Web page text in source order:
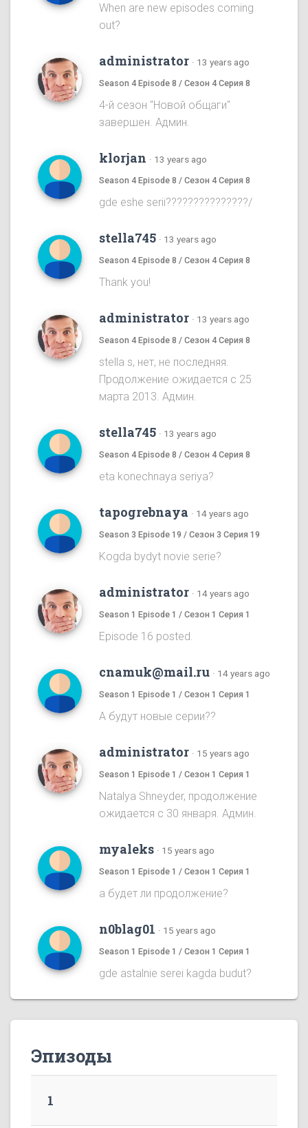
When are new episodes coming
out?
administrator · 13 years ago
Season 4 Episode 8 / Сезон 4 Серия 8
4-й сезон "Новой общаги"
завершен. Админ.
klorjan · 13 years ago
Season 4 Episode 8 / Сезон 4 Серия 8
gde eshe serii???????????????/
stella745 · 13 years ago
Season 4 Episode 8 / Сезон 4 Серия 8
Thank you!
administrator · 13 years ago
Season 4 Episode 8 / Сезон 4 Серия 8
stella s, нет, не последняя.
Продолжение ожидается с 25
марта 2013. Админ.
stella745 · 13 years ago
Season 4 Episode 8 / Сезон 4 Серия 8
eta konechnaya seriya?
tapogrebnaya · 14 years ago
Season 3 Episode 19 / Сезон 3 Серия 19
Kogda bydyt novie serie?
administrator · 14 years ago
Season 1 Episode 1 / Сезон 1 Серия 1
Episode 16 posted.
cnamuk@mail.ru · 14 years ago
Season 1 Episode 1 / Сезон 1 Серия 1
А будут новые серии??
administrator · 15 years ago
Season 1 Episode 1 / Сезон 1 Серия 1
Natalya Shneyder, продолжение
ожидается с 30 января. Админ.
myaleks · 15 years ago
Season 1 Episode 1 / Сезон 1 Серия 1
а будет ли продолжение?
n0blag01 · 15 years ago
Season 1 Episode 1 / Сезон 1 Серия 1
gde astalnie serei kagda budut?
Эпизоды
1